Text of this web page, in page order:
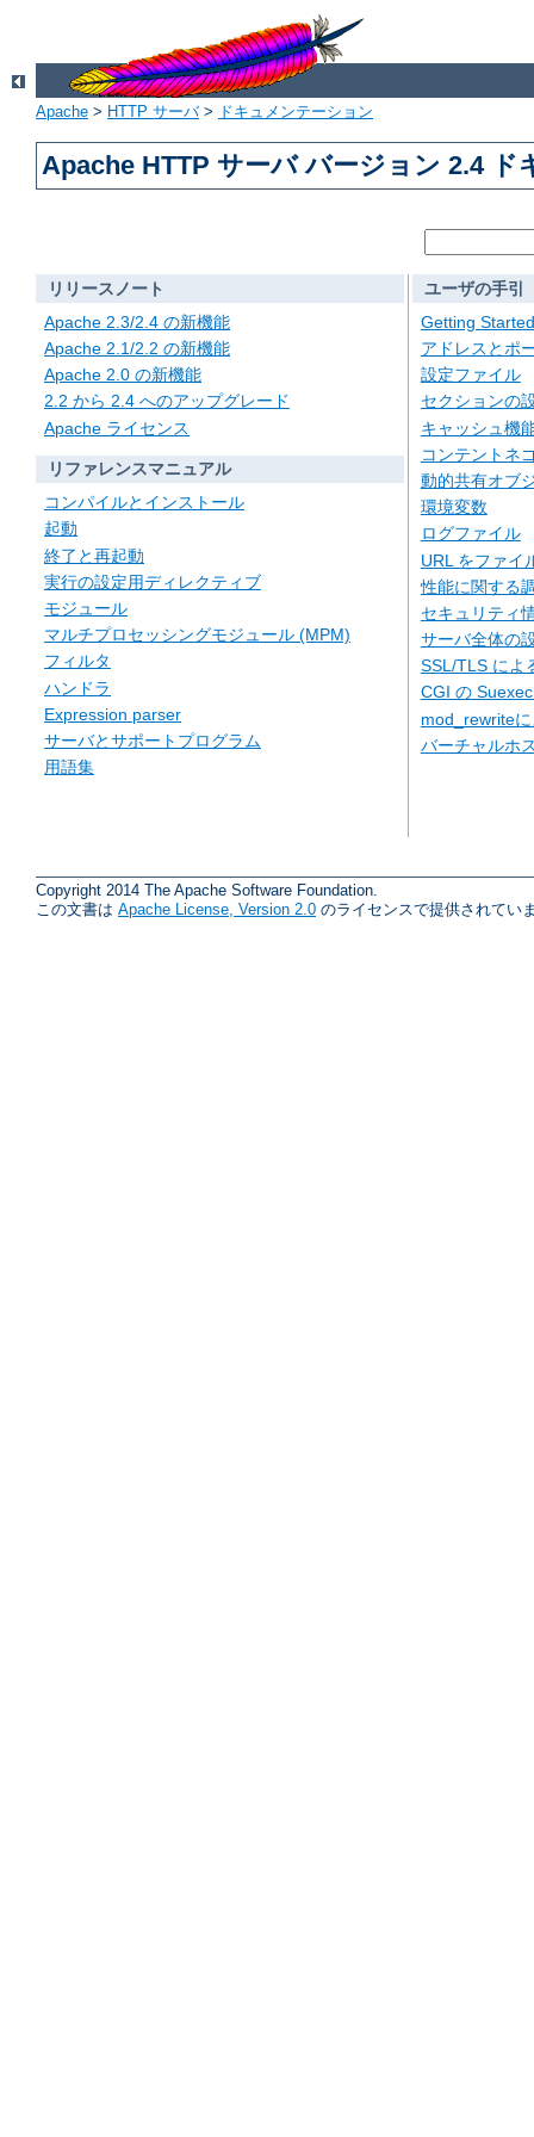
Apache > HTTP サーバ> ドキュメンテーション
Apache HTTP サーバ バージョン 2.4 ド
リリースノート
Apache 2.3/2.4 の新機能
Apache 2.1/2.2 の新機能
Apache 2.0 の新機能
2.2 から 2.4 へのアップグレード
Apache ライセンス
リファレンスマニュアル
コンパイルとインストール
起動
終了と再起動
実行の設定用ディレクティブ
モジュール
マルチプロセッシングモジュール (MPM)
フィルタ
ハンドラ
Expression parser
サーバとサポートプログラム
用語集
ユーザの手引
Getting Started
アドレスとポ
設定ファイル
セクションの
キャッシュ機
コンテントネ
動的共有オブ
環境変数
ログファイル
URL をファイ
性能に関する
セキュリティ
サーバ全体の
SSL/TLS によ
CGI の
mod_rewrite
バーチャルホ
Copyright 2014 The Apache Software Foundation.
この文書は Apache License, Version 2.0 のライセンスで提供されてい